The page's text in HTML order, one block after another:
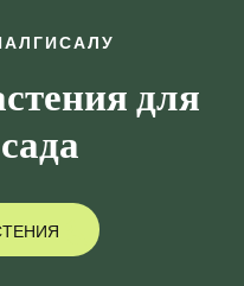
для